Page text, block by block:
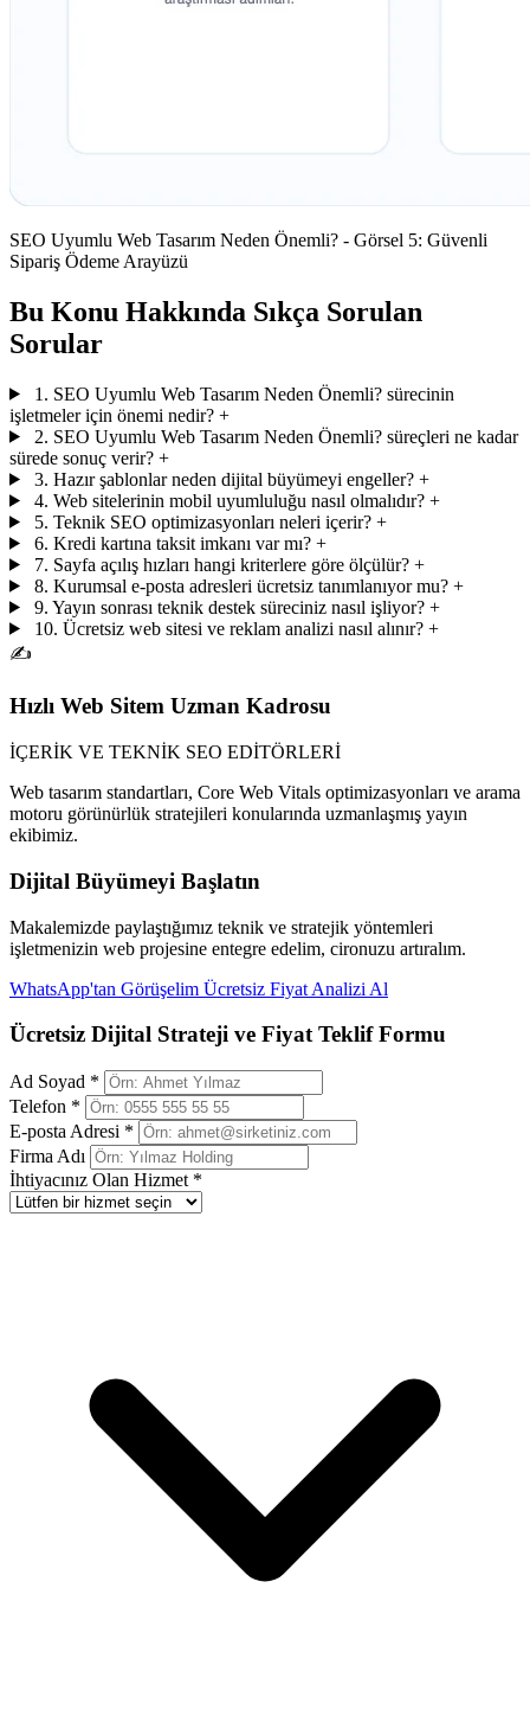
SEO Uyumlu Web Tasarım Neden Önemli? - Görsel 5: Güvenli
Sipariş Ödeme Arayüzü
Bu Konu Hakkında Sıkça Sorulan
Sorular
1. SEO Uyumlu Web Tasarım Neden Önemli? sürecinin
işletmeler için önemi nedir? +
2. SEO Uyumlu Web Tasarım Neden Önemli? süreçleri ne kadar
sürede sonuç verir? +
3. Hazır şablonlar neden dijital büyümeyi engeller? +
4. Web sitelerinin mobil uyumluluğu nasıl olmalıdır? +
5. Teknik SEO optimizasyonları neleri içerir? +
6. Kredi kartına taksit imkanı var mı? +
7. Sayfa açılış hızları hangi kriterlere göre ölçülür? +
8. Kurumsal e-posta adresleri ücretsiz tanımlanıyor mu? +
9. Yayın sonrası teknik destek süreciniz nasıl işliyor? +
10. Ücretsiz web sitesi ve reklam analizi nasıl alınır? +
✍️
Hızlı Web Sitem Uzman Kadrosu
İÇERİK VE TEKNİK SEO EDİTÖRLERİ
Web tasarım standartları, Core Web Vitals optimizasyonları ve arama
motoru görünürlük stratejileri konularında uzmanlaşmış yayın
ekibimiz.
Dijital Büyümeyi Başlatın
Makalemizde paylaştığımız teknik ve stratejik yöntemleri
işletmenizin web projesine entegre edelim, cironuzu artıralım.
WhatsApp'tan Görüşelim Ücretsiz Fiyat Analizi Al
Ücretsiz Dijital Strateji ve Fiyat Teklif Formu
Ad Soyad *
Telefon *
E-posta Adresi *
Firma Adı
İhtiyacınız Olan Hizmet *